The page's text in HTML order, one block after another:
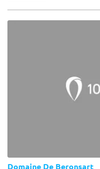
Domaine De Beronsart